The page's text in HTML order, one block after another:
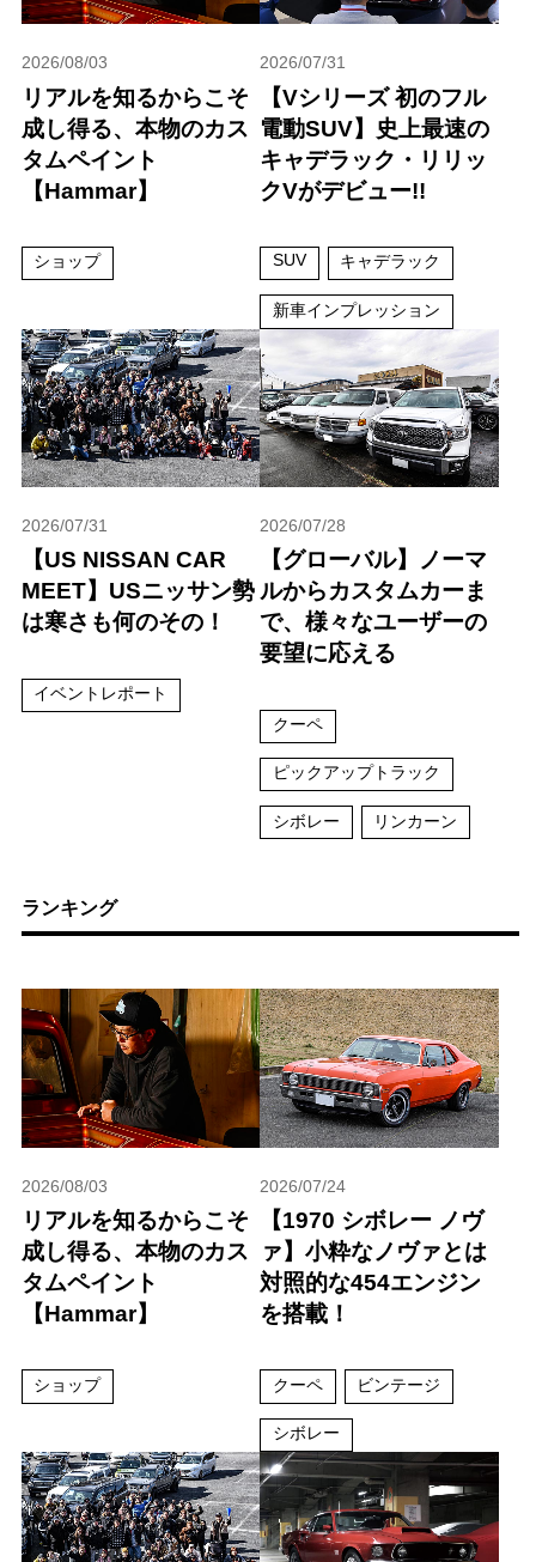
2026/08/03
リアルを知るからこそ
成し得る、本物のカス
タムペイント
【Hammar】
ショップ
2026/07/31
【Vシリーズ 初のフル
電動SUV】史上最速の
キャデラック・リリッ
クVがデビュー!!
SUV キャデラック
新車インプレッション
2026/07/31
【US NISSAN CAR
MEET】USニッサン勢
は寒さも何のその！
イベントレポート
2026/07/28
【グローバル】ノーマ
ルからカスタムカーま
で、様々なユーザーの
要望に応える
クーペ
ピックアップトラック
シボレー リンカーン
ランキング
2026/08/03
リアルを知るからこそ
成し得る、本物のカス
タムペイント
【Hammar】
ショップ
2026/07/24
【1970 シボレー ノヴ
ァ】小粋なノヴァとは
対照的な454エンジン
を搭載！
クーペ ビンテージ
シボレー